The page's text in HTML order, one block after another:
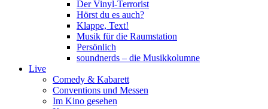
Der Vinyl-Terrorist
Hörst du es auch?
Klappe, Text!
Musik für die Raumstation
Persönlich
soundnerds – die Musikkolumne
Live
Comedy & Kabarett
Conventions und Messen
Im Kino gesehen